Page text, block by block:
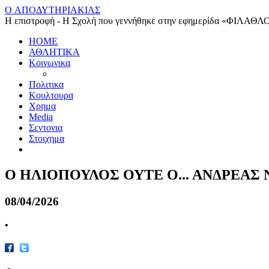
O ΑΠΟΔΥΤΗΡΙΑΚΙΑΣ
Η επιστροφή - Η Σχολή που γεννήθηκε στην εφημερίδα
HOME
ΑΘΛΗΤΙΚΑ
Κοινωνικα
Πολιτικα
Κουλτουρα
Χρημα
Media
Σεντονια
Στοιχημα
Ο ΗΛΙΟΠΟΥΛΟΣ ΟΥΤΕ Ο... ΑΝΔΡΕΑΣ
08/04/2026
•